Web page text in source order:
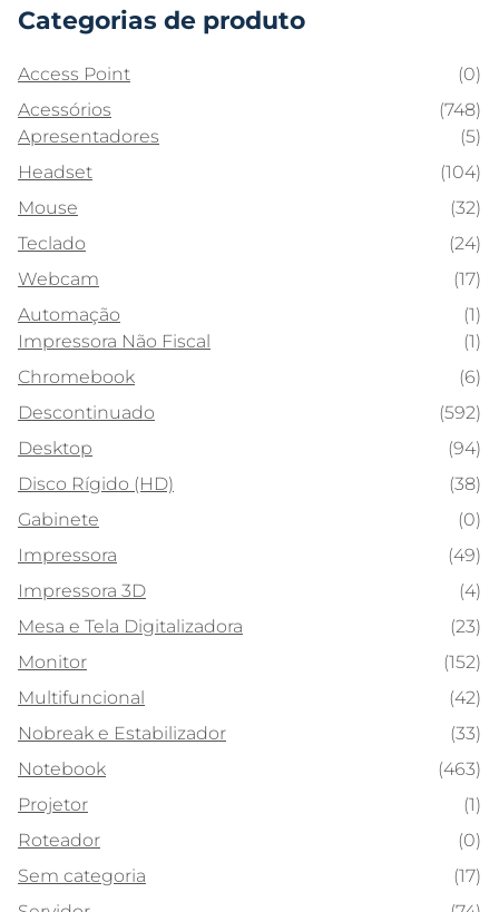
Categorias de produto
Access Point
(0)
Acessórios
(748)
Apresentadores
(5)
Headset
(104)
Mouse
(32)
Teclado
(24)
Webcam
(17)
Automação
(1)
Impressora Não Fiscal
(1)
Chromebook
(6)
Descontinuado
(592)
Desktop
(94)
Disco Rígido (HD)
(38)
Gabinete
(0)
Impressora
(49)
Impressora 3D
(4)
Mesa e Tela Digitalizadora
(23)
Monitor
(152)
Multifuncional
(42)
Nobreak e Estabilizador
(33)
Notebook
(463)
Projetor
(1)
Roteador
(0)
Sem categoria
(17)